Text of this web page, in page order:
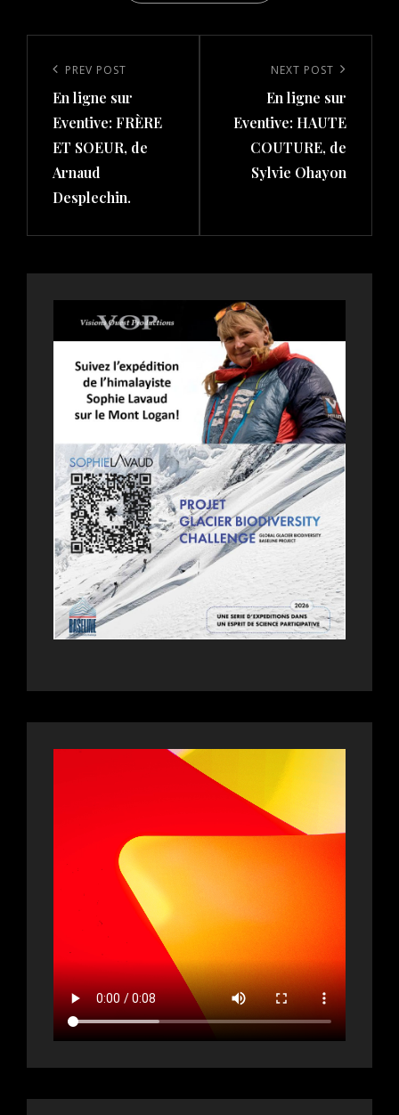
navigation
Previous
Post
PREV POST
En ligne sur
Eventive: FRÈRE
ET SOEUR, de
Arnaud
Desplechin.
NEXT POST
En ligne sur
Eventive: HAUTE
COUTURE, de
Sylvie Ohayon